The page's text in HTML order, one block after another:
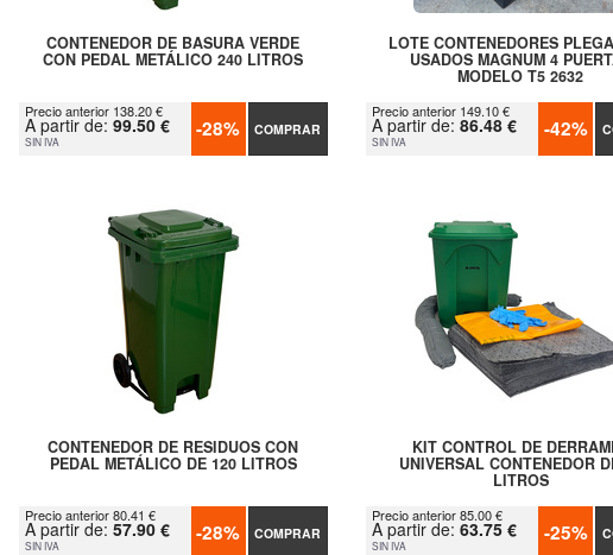
CONTENEDOR DE BASURA VERDE
CON PEDAL METÁLICO 240 LITROS
Precio anterior 138.20 €
A partir de: 99.50 €
SIN IVA -28% COMPRAR
LOTE CONTENEDORES
USADOS MAGNUM 4
MODELO T5 2632
Precio anterior 149.10 €
A partir de: 86.48 €
SIN IVA -42%
CONTENEDOR DE RESIDUOS CON
PEDAL METÁLICO DE 120 LITROS
Precio anterior 80.41 €
A partir de: 57.90 €
SIN IVA -28% COMPRAR
KIT CONTROL DE
UNIVERSAL CONTENEDOR
LITROS
Precio anterior 85.00 €
A partir de: 63.75 €
SIN IVA -25%